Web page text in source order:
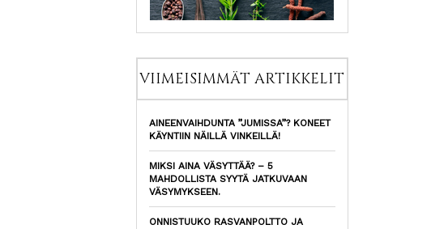
VIIMEISIMMÄT ARTIKKELIT
AINEENVAIHDUNTA ”JUMISSA”? KONEET
KÄYNTIIN NÄILLÄ VINKEILLÄ!
MIKSI AINA VÄSYTTÄÄ? – 5
MAHDOLLISTA SYYTÄ JATKUVAAN
VÄSYMYKSEEN.
ONNISTUUKO RASVANPOLTTO JA